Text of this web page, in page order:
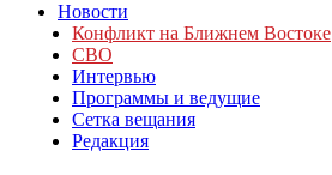
Новости
Конфликт на Ближнем Востоке
СВО
Интервью
Программы и ведущие
Сетка вещания
Редакция